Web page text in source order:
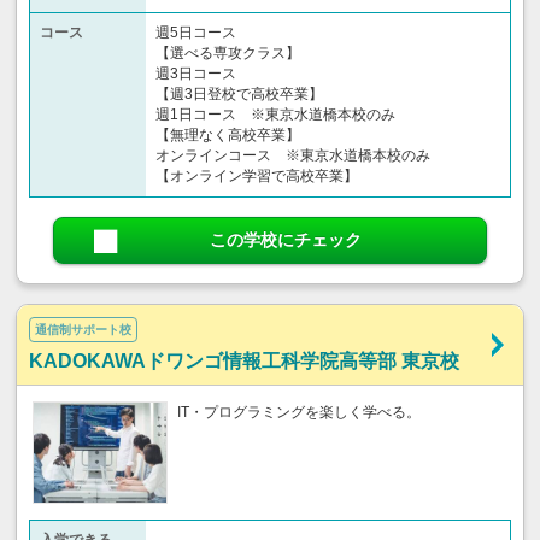
コース
週5日コース
【選べる専攻クラス】
週3日コース
【週3日登校で高校卒業】
週1日コース ※東京水道橋本校のみ
【無理なく高校卒業】
オンラインコース ※東京水道橋本校のみ
【オンライン学習で高校卒業】
この学校にチェック
通信制サポート校
KADOKAWAドワンゴ情報工科学院高等部 東京校
IT・プログラミングを楽しく学べる。